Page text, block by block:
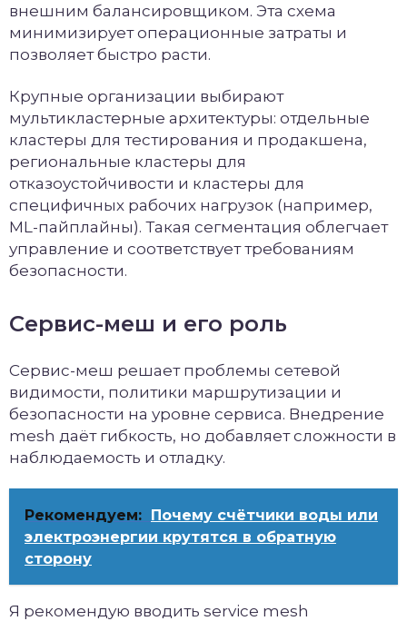
внешним балансировщиком. Эта схема
минимизирует операционные затраты и
позволяет быстро расти.
Крупные организации выбирают
мультикластерные архитектуры: отдельные
кластеры для тестирования и продакшена,
региональные кластеры для
отказоустойчивости и кластеры для
специфичных рабочих нагрузок (например,
ML-пайплайны). Такая сегментация облегчает
управление и соответствует требованиям
безопасности.
Сервис-меш и его роль
Сервис-меш решает проблемы сетевой
видимости, политики маршрутизации и
безопасности на уровне сервиса. Внедрение
mesh даёт гибкость, но добавляет сложности в
наблюдаемость и отладку.
Рекомендуем: Почему счётчики воды или
электроэнергии крутятся в обратную
сторону
Я рекомендую вводить service mesh